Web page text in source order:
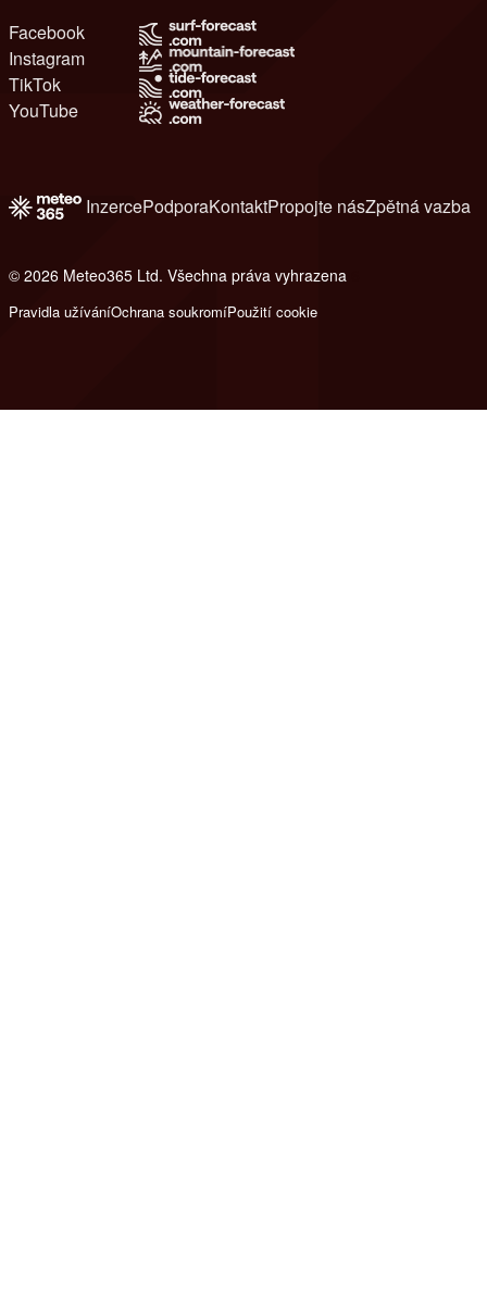
Facebook
Instagram
TikTok
YouTube
InzercePodporaKontaktPropojte násZpětná vazba
© 2026 Meteo365 Ltd. Všechna práva vyhrazena
Pravidla užíváníOchrana soukromíPoužití cookie